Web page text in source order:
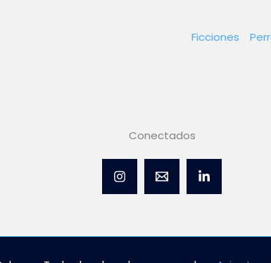
Ficciones
Conectados